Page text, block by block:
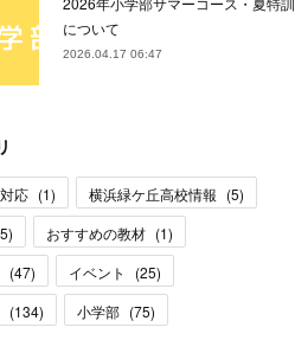
について
2026.04.17 06:47
応 (1) 横浜緑ケ丘高校情報 (5)
5) おすすめの教材 (1)
(47) イベント (25)
(134) 小学部 (75)